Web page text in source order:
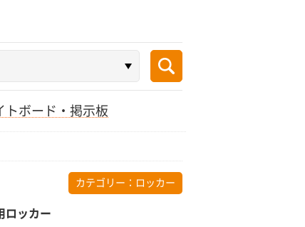
トボード・掲示板
カテゴリー： ロッカー
ロッカー